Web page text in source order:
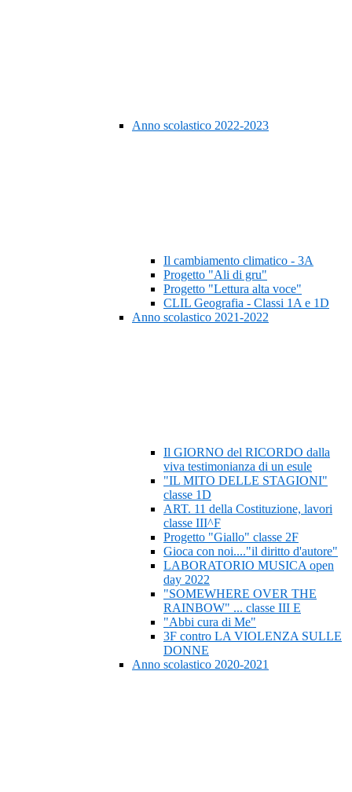
Anno scolastico 2022-2023
Il cambiamento climatico - 3A
Progetto "Ali di gru"
Progetto "Lettura alta voce"
CLIL Geografia - Classi 1A e 1D
Anno scolastico 2021-2022
Il GIORNO del RICORDO dalla
viva testimonianza di un esule
"IL MITO DELLE STAGIONI"
classe 1D
ART. 11 della Costituzione, lavori
classe III^F
Progetto "Giallo" classe 2F
Gioca con noi...."il diritto d'autore"
LABORATORIO MUSICA open
day 2022
"SOMEWHERE OVER THE
RAINBOW" ... classe III E
"Abbi cura di Me"
3F contro LA VIOLENZA SULLE
DONNE
Anno scolastico 2020-2021